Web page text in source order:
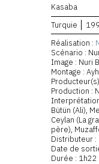
Kasaba
Turquie
Réalisation :
Scénario :
Image : Nuri
Montage :
Production :
Interprétation
Bütün (Ali),
Ceylan (La
père),
Distributeur :
Date de
Durée : 1h22